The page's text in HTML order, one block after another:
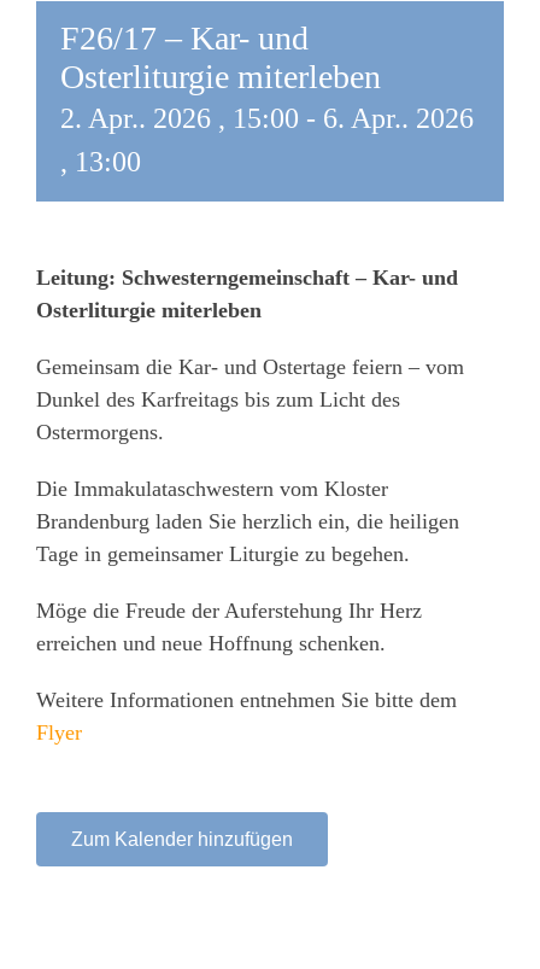
F26/17 – Kar- und
Osterliturgie miterleben
2. Apr.. 2026 , 15:00 - 6. Apr.. 2026
, 13:00
Leitung: Schwesterngemeinschaft – Kar- und
Osterliturgie miterleben
Gemeinsam die Kar- und Ostertage feiern – vom
Dunkel des Karfreitags bis zum Licht des
Ostermorgens.
Die Immakulataschwestern vom Kloster
Brandenburg laden Sie herzlich ein, die heiligen
Tage in gemeinsamer Liturgie zu begehen.
Möge die Freude der Auferstehung Ihr Herz
erreichen und neue Hoffnung schenken.
Weitere Informationen entnehmen Sie bitte dem
Flyer
Zum Kalender hinzufügen